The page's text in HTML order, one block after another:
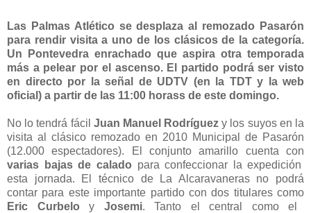
Las Palmas Atlético se desplaza al remozado Pasarón
para rendir visita a uno de los clásicos de la categoría.
Un Pontevedra enrachado que aspira otra temporada
más a pelear por el ascenso. El partido podrá ser visto
en directo por la señal de UDTV (en la TDT y la web
oficial) a partir de las 11:00 horass de este domingo.
No lo tendrá fácil Juan Manuel Rodríguez y los suyos en la
visita al clásico remozado en 2010 Municipal de Pasarón
(12.000 espectadores). El conjunto amarillo cuenta con
varias bajas de calado para confeccionar la expedición
esta jornada. El técnico de La Alcaravaneras no podrá
contar para este importante partido con dos titulares como
Eric Curbeloy Josemi. Tanto el central como el